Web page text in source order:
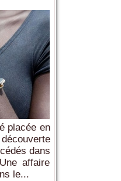
placée en
dans
affaire
le...